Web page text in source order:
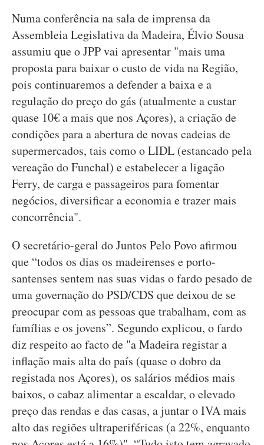
Numa conferência na sala de imprensa da
Assembleia Legislativa da Madeira, Élvio Sousa
assumiu que o JPP vai apresentar "mais uma
proposta para baixar o custo de vida na Região,
pois continuaremos a defender a baixa e a
regulação do preço do gás (atualmente a custar
quase 10€ a mais que nos Açores), a criação de
condições para a abertura de novas cadeias de
supermercados, tais como o LIDL (estancado pela
vereação do Funchal) e estabelecer a ligação
Ferry, de carga e passageiros para fomentar
negócios, diversificar a economia e trazer mais
concorrência".
O secretário-geral do Juntos Pelo Povo afirmou
que “todos os dias os madeirenses e porto-
santenses sentem nas suas vidas o fardo pesado de
uma governação do PSD/CDS que deixou de se
preocupar com as pessoas que trabalham, com as
famílias e os jovens”. Segundo explicou, o fardo
diz respeito ao facto de "a Madeira registar a
inflação mais alta do país (quase o dobro da
registada nos Açores), os salários médios mais
baixos, o cabaz alimentar a escaldar, o elevado
preço das rendas e das casas, a juntar o IVA mais
alto das regiões ultraperiféricas (a 22%, enquanto